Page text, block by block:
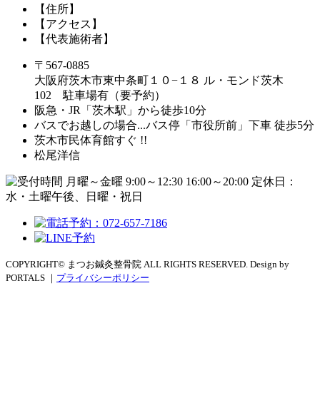
【住所】
【アクセス】
【代表施術者】
〒567-0885
大阪府茨木市東中条町１０−１８ ル・モンド茨木
102 駐車場有（要予約）
阪急・JR「茨木駅」から徒歩10分
バスでお越しの場合...バス停「市役所前」下車 徒歩5分
茨木市民体育館すぐ !!
松尾洋信
COPYRIGHT© まつお鍼灸整骨院 ALL RIGHTS RESERVED. Design by
PORTALS ｜ プライバシーポリシー